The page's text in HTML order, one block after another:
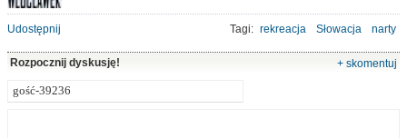
Udostępnij Tagi: rekreacja Słowacja narty
Rozpocznij dyskusję! + skomentuj